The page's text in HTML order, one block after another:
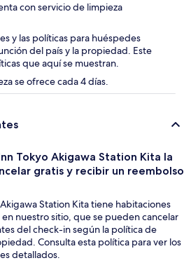
con servicio de limpieza
y las políticas para huéspedes
del país y la propiedad. Este
que aquí se muestran.
se ofrece cada 4 días.
Tokyo Akigawa Station Kita la
gratis y recibir un reembolso
Station Kita tiene habitaciones
nuestro sitio, que se pueden cancelar
del check-in según la política de
Consulta esta política para ver los
detallados.